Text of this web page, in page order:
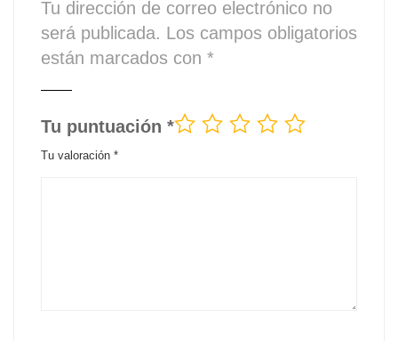
Tu dirección de correo electrónico no
será publicada. Los campos obligatorios
están marcados con *
Tu puntuación *
Tu valoración *